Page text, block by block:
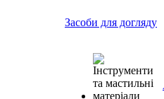
Засоби для догляду